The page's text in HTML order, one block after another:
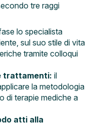
tre raggi
lo specialista
sul suo stile di vita
tramite colloqui
trattamenti: il
la metodologia
di terapie mediche a
atti alla